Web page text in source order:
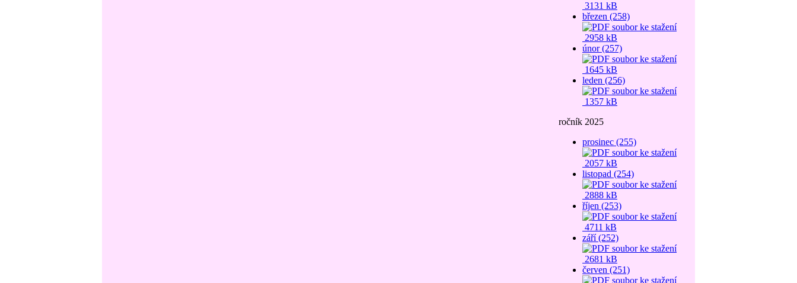
3131 kB
březen (258)
2958 kB
únor (257)
1645 kB
leden (256)
1357 kB
ročník 2025
prosinec (255)
2057 kB
listopad (254)
2888 kB
říjen (253)
4711 kB
září (252)
2681 kB
červen (251)